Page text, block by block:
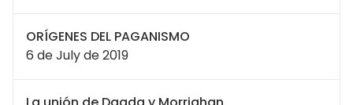
ORÍGENES DEL PAGANISMO
6 de July de 2019